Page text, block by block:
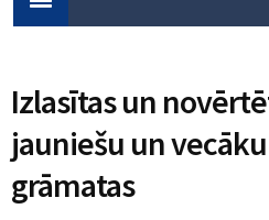
Izlasītas un
jauniešu un
grāmatas